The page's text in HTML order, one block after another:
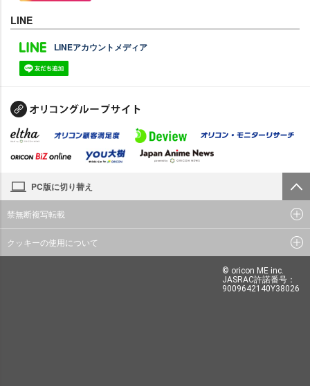
LINE
LINEアカウントメディア
PC版に切り替え
禁無断複写転載
クッキーの使用について
© oricon ME inc.
JASRAC許諾番号：
9009642140Y38026